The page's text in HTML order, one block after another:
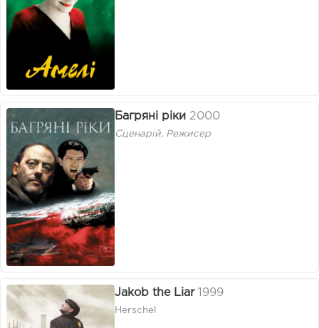
Багряні ріки 2000
Сценарій, Режисер
Jakob the Liar 1999
Herschel